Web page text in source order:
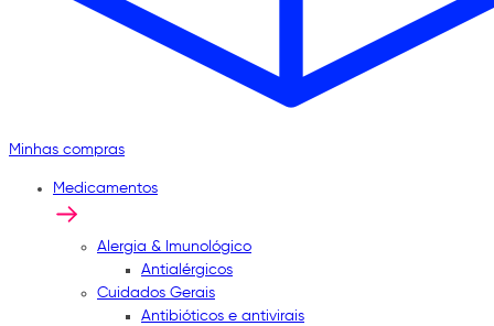
Minhas compras
Medicamentos
Alergia & Imunológico
Antialérgicos
Cuidados Gerais
Antibióticos e antivirais